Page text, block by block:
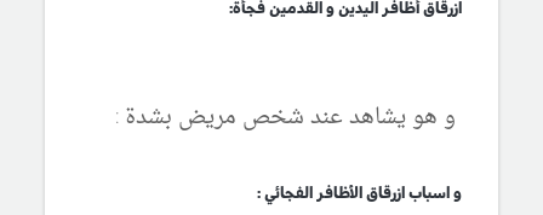
ازرقاق أظافر اليدين و القدمين فجأة:
و هو يشاهد عند شخص مريض بشدة :
و اسباب ازرقاق الأظافر الفجائي :